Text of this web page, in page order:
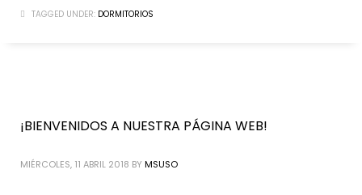
TAGGED UNDER: DORMITORIOS
¡BIENVENIDOS A NUESTRA PÁGINA WEB!
MIÉRCOLES, 11 ABRIL 2018 BY MSUSO